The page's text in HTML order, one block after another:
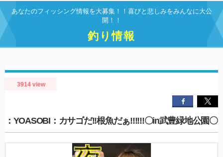
移
動
あなたのフィッシング情報を大募集！！喜びと悲しみをみんなに大公
開！！
釣り情報
3914 view
：YOASOBI：カサゴだ!!根魚だぁ!!!!!!〇in武豊緑地公園〇